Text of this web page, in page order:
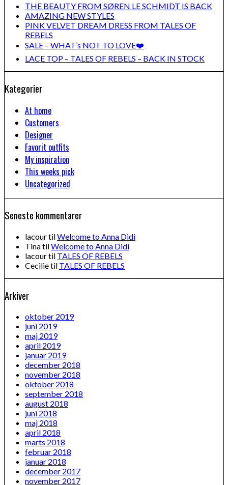
THE BEAUTY FROM SØREN LE SCHMIDT IS BACK
AMAZING NEW STYLES
PINK VELVET DREAM DRESS FROM TALES OF
REBELS
SALE – WHAT’s NOT TO LOVE❤️
LACE TOP – TALES OF REBELS – BACK IN STOCK
Kategorier
At home
Customers
Designer
Favorit outfits
My inspiration
This weeks pick
Uncategorized
Seneste kommentarer
lacourtilWelcome to Anna Didi
TinatilWelcome to Anna Didi
lacourtil TALES OF REBELS
Cecilietil TALES OF REBELS
Arkiver
oktober 2019
juni 2019
maj 2019
april 2019
januar 2019
december 2018
november 2018
oktober 2018
september 2018
august 2018
juni 2018
maj 2018
april 2018
marts 2018
februar 2018
januar 2018
december 2017
november 2017